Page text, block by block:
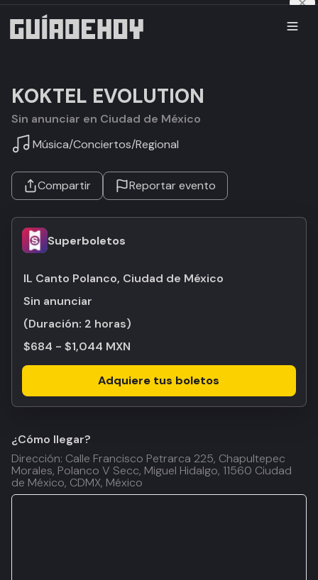
KOKTEL EVOLUTION
Sin anunciar en Ciudad de México
Música/Conciertos/Regional
Compartir Reportar evento
Superboletos
IL Canto Polanco, Ciudad de México
Sin anunciar
(Duración: 2 horas)
$684 - $1,044 MXN
Adquiere tus boletos
¿Cómo llegar?
Dirección: Calle Francisco Petrarca 225, Chapultepec
Morales, Polanco V Secc, Miguel Hidalgo, 11560 Ciudad
de México, CDMX, México